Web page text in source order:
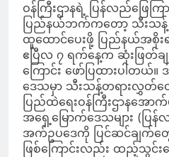
ဝန်ကြီးဌာနရဲ့ ပြန်လည်ဖြေကြ
ပြည်နယ်ဘက်ကတော့ သီးသ
ထူထောင်ပေးဖို့ ပြည်နယ်အစိုး
ဧပြီလ ၇ ရက်နေ့က ဆုံးဖြတ်ခ
ကြောင်း ဖော်ပြထားပါတယ်။
ဒေသမှာ သီးသန့်တရားလွှတ်
ပြည်ထဲရေးဝန်ကြီးဌာနအော
အရှေ့မြောက်ဒေသများ (ပြ
အက်ဥပဒေကို ပြင်ဆင်ချက်
ဖြစ်ကြောင်းလည်း ထည့်သွင်း